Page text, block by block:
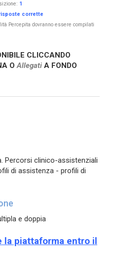
1
corrette
Percepita dovranno essere compilati
CLICCANDO
O Allegati A FONDO
Percorsi clinico-assistenziali
di assistenza - profili di
e doppia
la piattaforma entro il